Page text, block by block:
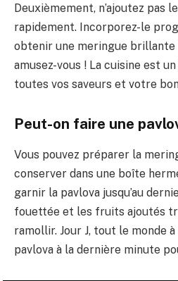
Deuxièmement, n’ajoutez pas
rapidement. Incorporez-le
obtenir une meringue
amusez-vous ! La cuisine est
toutes vos saveurs et votre
Peut-on faire une
Vous pouvez préparer la
conserver dans une boîte
garnir la pavlova jusqu’au
fouettée et les fruits ajoutés
ramollir. Jour J, tout le monde
pavlova à la dernière minute